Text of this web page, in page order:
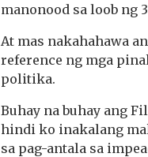
manonood sa loob ng
At mas nakahahawa
reference ng mga
politika.
Buhay na buhay ang
hindi ko inakalang
sa pag-antala sa